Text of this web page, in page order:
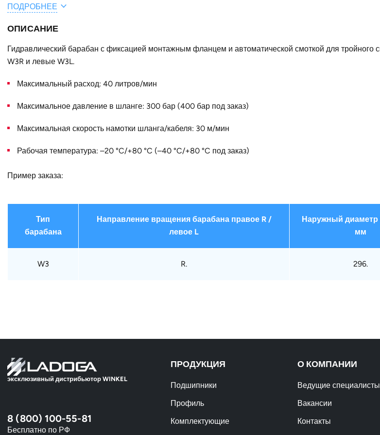
Общая длина шланга / кабеля, м
A, мм
B, мм
Конструктивное исполнение
Страна
ПОДРОБНЕЕ
ОПИСАНИЕ
Гидравлический барабан с фиксацией монтажным фланцем и автоматической смоткой для тройного
W3R и левые W3L.
Максимальный расход: 40 литров/мин
Максимальное давление в шланге: 300 бар (400 бар под заказ)
Максимальная скорость намотки шланга/кабеля: 30 м/мин
Рабочая температура: –20 °C/+80 °C (–40 °C/+80 °C под заказ)
Пример заказа:
Тип
барабана
Направление вращения барабана правое R /
левое L
Наружный диаметр
мм
W3 R. 296.
эксклюзивный дистрибьютор WINKEL
8 (800) 100-55-81
Бесплатно по РФ
ПРОДУКЦИЯ
Подшипники
Профиль
Комплектующие
О КОМПАНИИ
Ведущие специалисты
Вакансии
Контакты